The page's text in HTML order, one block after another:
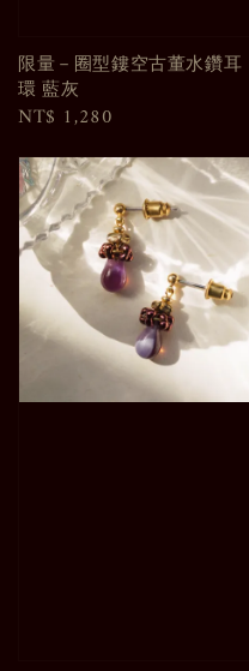
限量－圈型鏤空古董水鑽耳
環 藍灰
Regular
NT$ 1,280